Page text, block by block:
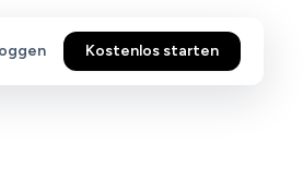
Kostenlos starten